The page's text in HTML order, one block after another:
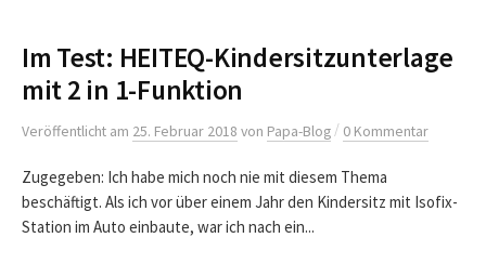
Im Test: HEITEQ-Kindersitzunterlage
mit 2 in 1-Funktion
Veröffentlicht am 25. Februar 2018 von Papa-Blog / 0 Kommentar
Zugegeben: Ich habe mich noch nie mit diesem Thema
beschäftigt. Als ich vor über einem Jahr den Kindersitz mit Isofix-
Station im Auto einbaute, war ich nach ein...